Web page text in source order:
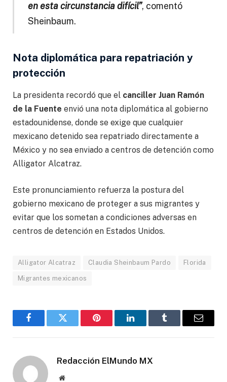
en esta circunstancia difícil”, comentó
Sheinbaum.
Nota diplomática para repatriación y
protección
La presidenta recordó que el canciller Juan Ramón
de la Fuente envió una nota diplomática al gobierno
estadounidense, donde se exige que cualquier
mexicano detenido sea repatriado directamente a
México y no sea enviado a centros de detención como
Alligator Alcatraz.
Este pronunciamiento refuerza la postura del
gobierno mexicano de proteger a sus migrantes y
evitar que los sometan a condiciones adversas en
centros de detención en Estados Unidos.
Alligator Alcatraz Claudia Sheinbaum Pardo Florida
Migrantes mexicanos
FacebookGorjeo Pinterest LinkedInTumblr
Correo
Redacción ElMundo MX
Sitio